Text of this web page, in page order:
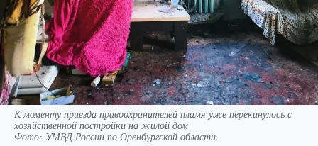
К моменту приезда правоохранителей пламя уже перекинулось с
хозяйственной постройки на жилой дом
Фото: УМВД России по Оренбургской области.